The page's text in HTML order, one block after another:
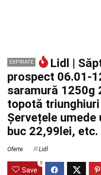
EXPIRATE
Lidl |
prospect 06.01-
saramură 1250g
topotă
Șervețele umede
buc 22,99lei, etc.
Oferte Lidl
Save
0